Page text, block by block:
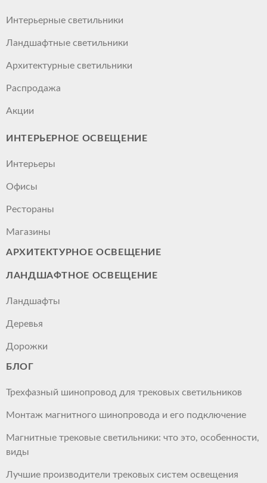
Интерьерные светильники
Ландшафтные светильники
Архитектурные светильники
Распродажа
Акции
ИНТЕРЬЕРНОЕ ОСВЕЩЕНИЕ
Интерьеры
Офисы
Рестораны
Магазины
АРХИТЕКТУРНОЕ ОСВЕЩЕНИЕ
ЛАНДШАФТНОЕ ОСВЕЩЕНИЕ
Ландшафты
Деревья
Дорожки
БЛОГ
Трехфазный шинопровод для трековых светильников
Монтаж магнитного шинопровода и его подключение
Магнитные трековые светильники: что это, особенности,
виды
Лучшие производители трековых систем освещения